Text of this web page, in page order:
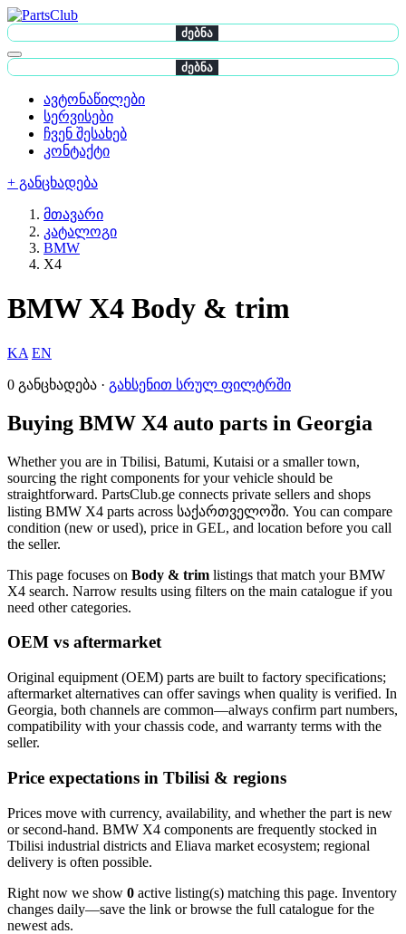
ძებნა
ძებნა
ავტონაწილები
სერვისები
ჩვენ შესახებ
კონტაქტი
+ განცხადება
მთავარი
კატალოგი
BMW
X4
BMW X4 Body & trim
KA EN
0 განცხადება · გახსენით სრულ ფილტრში
Buying BMW X4 auto parts in Georgia
Whether you are in Tbilisi, Batumi, Kutaisi or a smaller town,
sourcing the right components for your vehicle should be
straightforward. PartsClub.ge connects private sellers and shops
listing BMW X4 parts across საქართველოში. You can compare
condition (new or used), price in GEL, and location before you call
the seller.
This page focuses on Body & trim listings that match your BMW
X4 search. Narrow results using filters on the main catalogue if you
need other categories.
OEM vs aftermarket
Original equipment (OEM) parts are built to factory specifications;
aftermarket alternatives can offer savings when quality is verified. In
Georgia, both channels are common—always confirm part numbers,
compatibility with your chassis code, and warranty terms with the
seller.
Price expectations in Tbilisi & regions
Prices move with currency, availability, and whether the part is new
or second-hand. BMW X4 components are frequently stocked in
Tbilisi industrial districts and Eliava market ecosystem; regional
delivery is often possible.
Right now we show 0 active listing(s) matching this page. Inventory
changes daily—save the link or browse the full catalogue for the
newest ads.